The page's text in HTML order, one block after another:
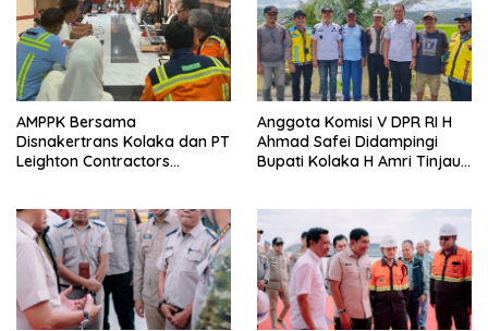
AMPPK Bersama
Disnakertrans Kolaka dan PT
Leighton Contractors
Anggota Komisi V DPR RI H
Ahmad Safei Didampingi
Bupati Kolaka H Amri Tinjau
Wundulako